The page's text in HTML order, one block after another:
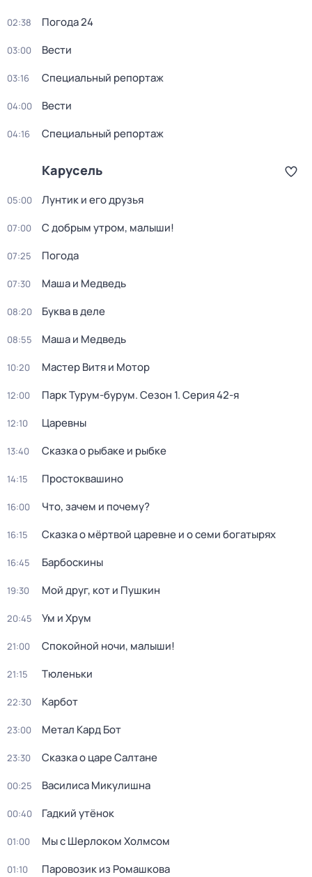
02:38 Погода 24
03:00 Вести
03:16 Специальный репортаж
04:00 Вести
04:16 Специальный репортаж
Карусель
05:00 Лунтик и его друзья
07:00 С добрым утром, малыши!
07:25 Погода
07:30 Маша и Медведь
08:20 Буква в деле
08:55 Маша и Медведь
10:20 Мастер Витя и Мотор
12:00 Парк Турум-бурум. Сезон 1. Серия 42-я
12:10 Царевны
13:40 Сказка о рыбаке и рыбке
14:15 Простоквашино
16:00 Что, зачем и почему?
16:15 Сказка о мёртвой царевне и о семи богатырях
16:45 Барбоскины
19:30 Мой друг, кот и Пушкин
20:45 Ум и Хрум
21:00 Спокойной ночи, малыши!
21:15 Тюленьки
22:30 Карбот
23:00 Метал Кард Бот
23:30 Сказка о царе Салтане
00:25 Василиса Микулишна
00:40 Гадкий утёнок
01:00 Мы с Шерлоком Холмсом
01:10 Паровозик из Ромашкова